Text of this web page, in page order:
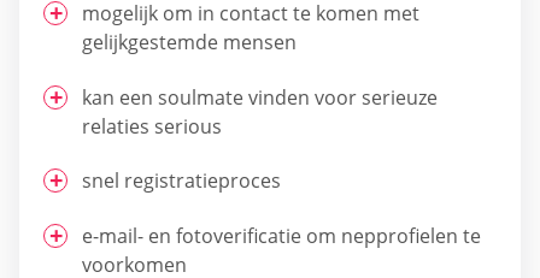
mogelijk om in contact te komen met
gelijkgestemde mensen
kan een soulmate vinden voor serieuze
relaties serious
snel registratieproces
e-mail- en fotoverificatie om nepprofielen te
voorkomen